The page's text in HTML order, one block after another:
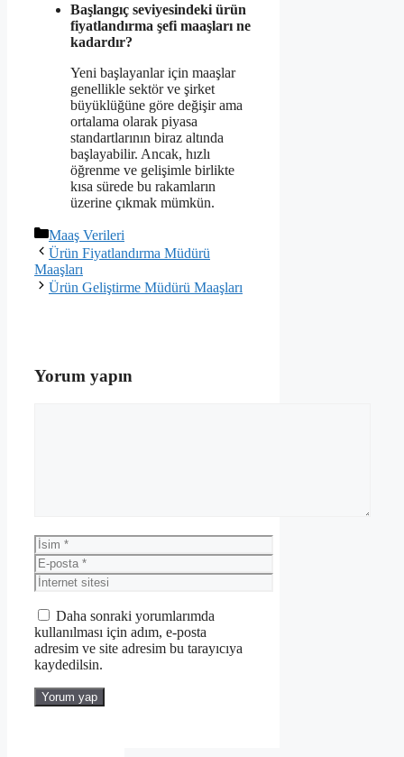
Başlangıç seviyesindeki ürün
fiyatlandırma şefi maaşları ne
kadardır?
Yeni başlayanlar için maaşlar
genellikle sektör ve şirket
büyüklüğüne göre değişir ama
ortalama olarak piyasa
standartlarının biraz altında
başlayabilir. Ancak, hızlı
öğrenme ve gelişimle birlikte
kısa sürede bu rakamların
üzerine çıkmak mümkün.
Kategoriler
Maaş Verileri
Ürün Fiyatlandırma Müdürü
Maaşları
Ürün Geliştirme Müdürü Maaşları
Yorum yapın
İsim
E-
posta
İnternet
sitesi
Daha sonraki yorumlarımda
kullanılması için adım, e-posta
adresim ve site adresim bu tarayıcıya
kaydedilsin.